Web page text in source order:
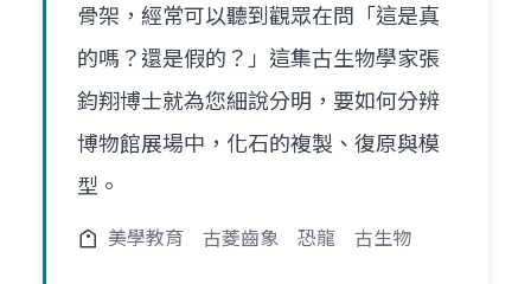
骨架，經常可以聽到觀眾在問「這是真
的嗎？還是假的？」這集古生物學家張
鈞翔博士就為您細說分明，要如何分辨
博物館展場中，化石的複製、復原與模
型。
美學教育 古菱齒象 恐龍 古生物